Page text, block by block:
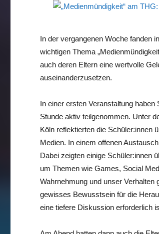
In der vergangenen Woche fanden
wichtigen Thema
auch deren Eltern eine wertvolle
auseinanderzusetzen.
In einer ersten Veranstaltung
Stunde aktiv teilgenommen. Unter
Köln reflektierten die Schüler:innen
Medien. In einem offenen
Dabei zeigten einige Schüler:innen
um Themen wie Games, Social
Wahrnehmung und unser
gewisses Bewusstsein für die
eine tiefere Diskussion erforderlich